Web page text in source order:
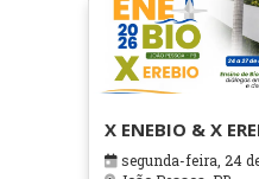
X ENEBIO & X
segunda-feira, 24